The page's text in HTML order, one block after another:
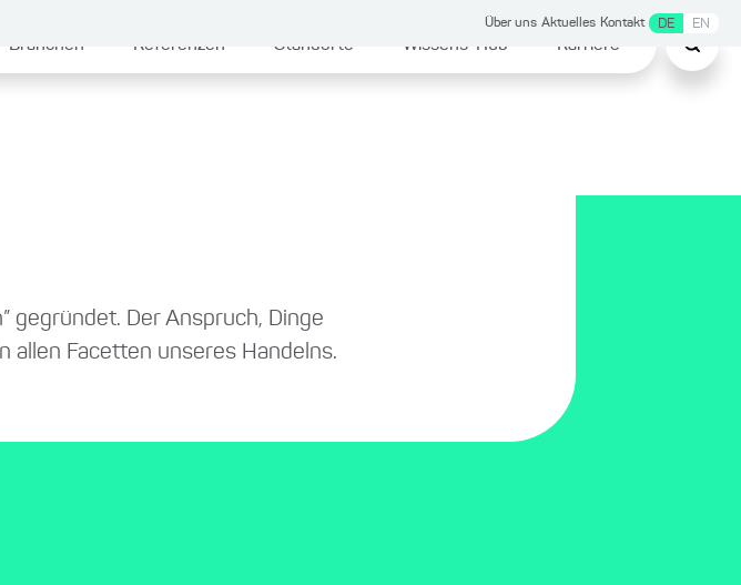
Über uns Aktuelles Kontakt DE EN
Branchen Referenzen Standorte Wissens-Hub Karriere
gegründet. Der Anspruch, Dinge
allen Facetten unseres Handelns.